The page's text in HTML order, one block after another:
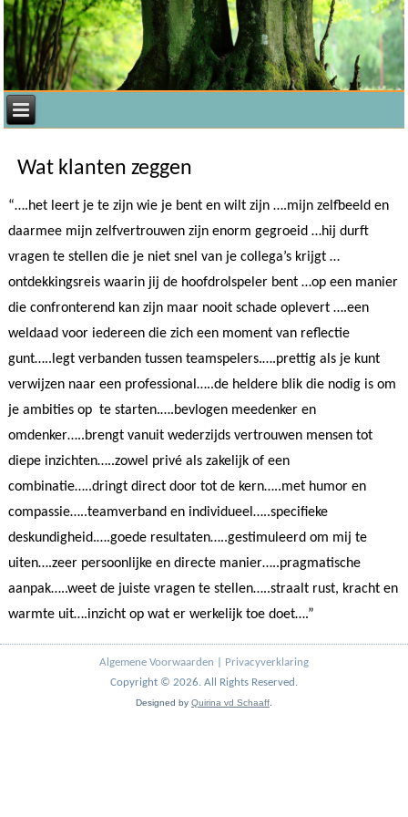
Wat klanten zeggen
“….het leert je te zijn wie je bent en wilt zijn ….mijn zelfbeeld en
daarmee mijn zelfvertrouwen zijn enorm gegroeid …hij durft
vragen te stellen die je niet snel van je collega’s krijgt …
ontdekkingsreis waarin jij de hoofdrolspeler bent …op een manier
die confronterend kan zijn maar nooit schade oplevert ….een
weldaad voor iedereen die zich een moment van reflectie
gunt…..legt verbanden tussen teamspelers.….prettig als je kunt
verwijzen naar een professional…..de heldere blik die nodig is om
je ambities op te starten.….bevlogen meedenker en
omdenker…..brengt vanuit wederzijds vertrouwen mensen tot
diepe inzichten…..zowel privé als zakelijk of een
combinatie…..dringt direct door tot de kern…..met humor en
compassie…..teamverband en individueel…..specifieke
deskundigheid.….goede resultaten…..gestimuleerd om mij te
uiten….zeer persoonlijke en directe manier…..pragmatische
aanpak…..weet de juiste vragen te stellen…..straalt rust, kracht en
warmte uit….inzicht op wat er werkelijk toe doet….”
Algemene Voorwaarden
Privacyverklaring
Copyright © 2026. All Rights Reserved.
Designed by Quirina vd Schaaff